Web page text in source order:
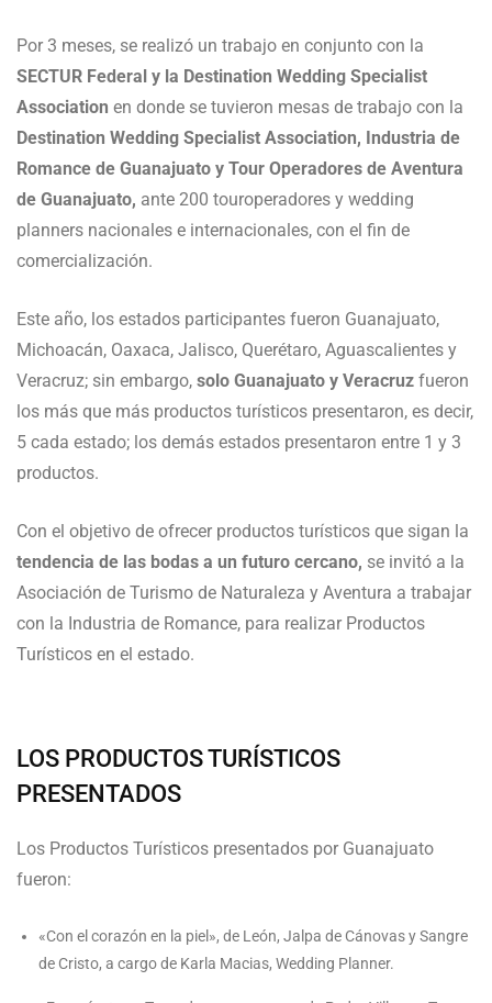
Por 3 meses, se realizó un trabajo en conjunto con la
SECTUR Federal y la Destination Wedding Specialist
Association en donde se tuvieron mesas de trabajo con la
Destination Wedding Specialist Association, Industria de
Romance de Guanajuato y Tour Operadores de Aventura
de Guanajuato, ante 200 touroperadores y wedding
planners nacionales e internacionales, con el fin de
comercialización.
Este año, los estados participantes fueron Guanajuato,
Michoacán, Oaxaca, Jalisco, Querétaro, Aguascalientes y
Veracruz; sin embargo, solo Guanajuato y Veracruz fueron
los más que más productos turísticos presentaron, es decir,
5 cada estado; los demás estados presentaron entre 1 y 3
productos.
Con el objetivo de ofrecer productos turísticos que sigan la
tendencia de las bodas a un futuro cercano, se invitó a la
Asociación de Turismo de Naturaleza y Aventura a trabajar
con la Industria de Romance, para realizar Productos
Turísticos en el estado.
LOS PRODUCTOS TURÍSTICOS
PRESENTADOS
Los Productos Turísticos presentados por Guanajuato
fueron:
«Con el corazón en la piel», de León, Jalpa de Cánovas y Sangre
de Cristo, a cargo de Karla Macias, Wedding Planner.